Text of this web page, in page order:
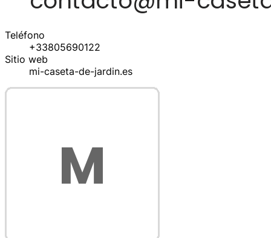
Teléfono
+33805690122
Sitio web
mi-caseta-de-jardin.es